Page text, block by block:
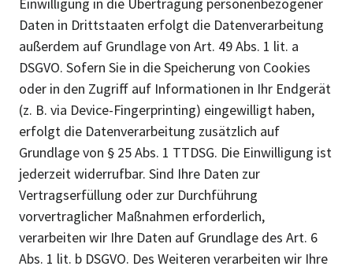
Daten in Drittstaaten erfolgt die Datenverarbeitung
außerdem auf Grundlage von Art. 49 Abs. 1 lit. a
DSGVO. Sofern Sie in die Speicherung von Cookies
oder in den Zugriff auf Informationen in Ihr Endgerät
(z. B. via Device-Fingerprinting) eingewilligt haben,
erfolgt die Datenverarbeitung zusätzlich auf
Grundlage von § 25 Abs. 1 TTDSG. Die Einwilligung ist
jederzeit widerrufbar. Sind Ihre Daten zur
Vertragserfüllung oder zur Durchführung
vorvertraglicher Maßnahmen erforderlich,
verarbeiten wir Ihre Daten auf Grundlage des Art. 6
Abs. 1 lit. b DSGVO. Des Weiteren verarbeiten wir Ihre